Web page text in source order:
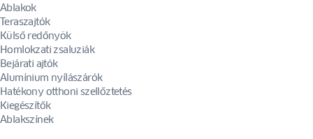
Ablakok
Teraszajtók
Külső redőnyök
Homlokzati zsaluziák
Bejárati ajtók
Alumínium nyílászárók
Hatékony otthoni szellőztetés
Kiegészítők
Ablakszínek